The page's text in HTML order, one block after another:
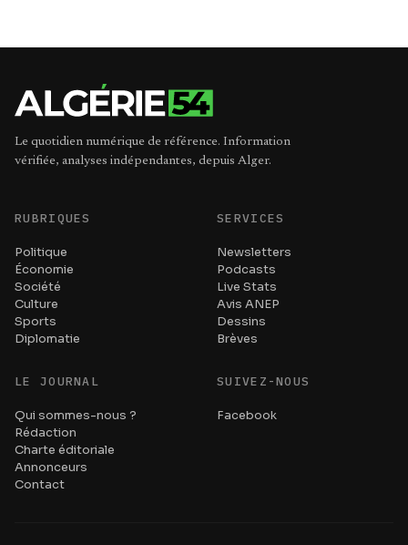
Le quotidien numérique de référence. Information
vérifiée, analyses indépendantes, depuis Alger.
RUBRIQUES
Politique
Économie
Société
Culture
Sports
Diplomatie
SERVICES
Newsletters
Podcasts
Live Stats
Avis ANEP
Dessins
Brèves
LE JOURNAL
Qui sommes-nous ?
Rédaction
Charte éditoriale
Annonceurs
Contact
SUIVEZ-NOUS
Facebook